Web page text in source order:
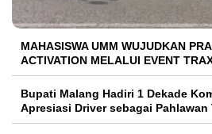
MAHASISWA UMM WUJUDKAN
ACTIVATION MELALUI EVENT
Bupati Malang Hadiri 1 Dekade
Apresiasi Driver sebagai Pahlawan